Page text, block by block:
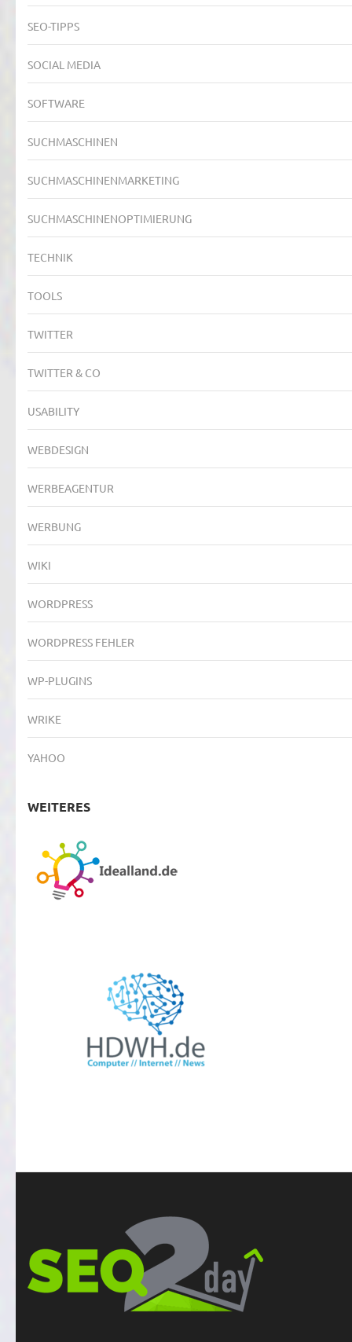
SEO-TIPPS
SOCIAL MEDIA
SOFTWARE
SUCHMASCHINEN
SUCHMASCHINENMARKETING
SUCHMASCHINENOPTIMIERUNG
TECHNIK
TOOLS
TWITTER
TWITTER & CO
USABILITY
WEBDESIGN
WERBEAGENTUR
WERBUNG
WIKI
WORDPRESS
WORDPRESS FEHLER
WP-PLUGINS
WRIKE
YAHOO
WEITERES